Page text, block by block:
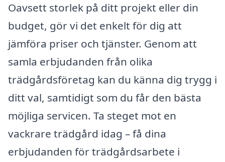
Oavsett storlek på ditt projekt eller din
budget, gör vi det enkelt för dig att
jämföra priser och tjänster. Genom att
samla erbjudanden från olika
trädgårdsföretag kan du känna dig trygg i
ditt val, samtidigt som du får den bästa
möjliga servicen. Ta steget mot en
vackrare trädgård idag – få dina
erbjudanden för trädgårdsarbete i